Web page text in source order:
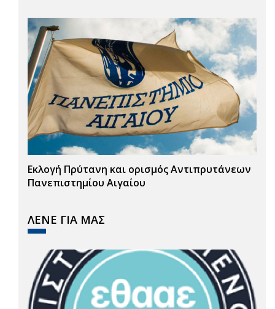
Εκλογή Πρύτανη και ορισμός Αντιπρυτάνεων
Πανεπιστημίου Αιγαίου
ΛΕΝΕ ΓΙΑ ΜΑΣ